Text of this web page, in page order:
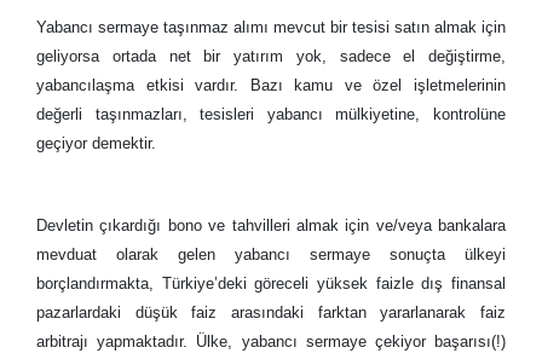
Yabancı sermaye taşınmaz alımı mevcut bir tesisi satın almak için
geliyorsa ortada net bir yatırım yok, sadece el değiştirme,
yabancılaşma etkisi vardır. Bazı kamu ve özel işletmelerinin
değerli taşınmazları, tesisleri yabancı mülkiyetine, kontrolüne
geçiyor demektir.
Devletin çıkardığı bono ve tahvilleri almak için ve/veya bankalara
mevduat olarak gelen yabancı sermaye sonuçta ülkeyi
borçlandırmakta, Türkiye’deki göreceli yüksek faizle dış finansal
pazarlardaki düşük faiz arasındaki farktan yararlanarak faiz
arbitrajı yapmaktadır. Ülke, yabancı sermaye çekiyor başarısı(!)